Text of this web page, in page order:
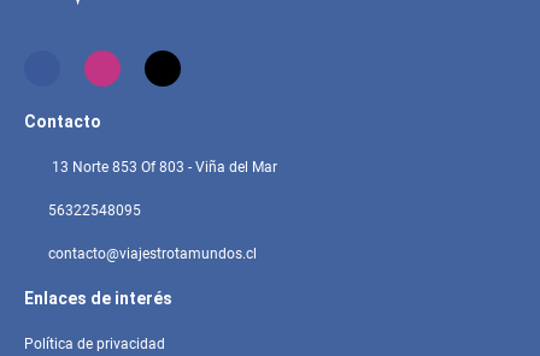
Contacto
13 Norte 853 Of 803 - Viña del Mar
56322548095
contacto@viajestrotamundos.cl
Enlaces de interés
Política de privacidad